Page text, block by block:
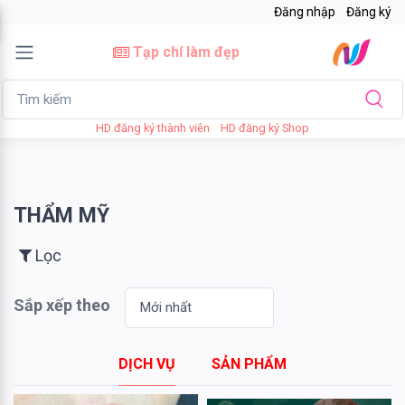
Đăng nhập Đăng ký
Tạp chí làm đẹp
HD đăng ký thành viên HD đăng ký Shop
THẨM MỸ
Lọc
Sắp xếp theo
DỊCH VỤ SẢN PHẨM
Lọc
Tìm kiếm